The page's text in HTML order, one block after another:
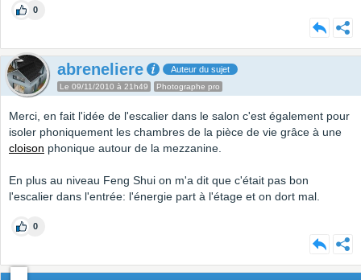
0
abreneliere Auteur du sujet
Le 09/11/2010 à 21h49 Photographe pro
Merci, en fait l'idée de l'escalier dans le salon c'est également pour
isoler phoniquement les chambres de la pièce de vie grâce à une
cloison phonique autour de la mezzanine.
En plus au niveau Feng Shui on m'a dit que c'était pas bon
l'escalier dans l'entrée: l'énergie part à l'étage et on dort mal.
0